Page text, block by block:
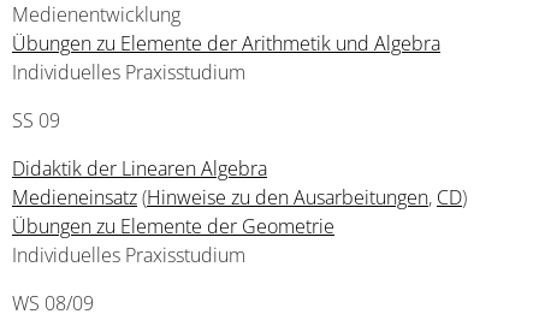
Medienentwicklung
Übungen zu Elemente der Arithmetik und Algebra
Individuelles Praxisstudium
SS 09
Didaktik der Linearen Algebra
Medieneinsatz(Hinweise zu den Ausarbeitungen, CD)
Übungen zu Elemente der Geometrie
Individuelles Praxisstudium
WS 08/09